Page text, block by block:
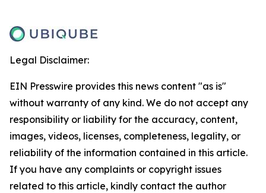
Legal Disclaimer:
EIN Presswire provides this news content "as is"
without warranty of any kind. We do not accept any
responsibility or liability for the accuracy, content,
images, videos, licenses, completeness, legality, or
reliability of the information contained in this article.
If you have any complaints or copyright issues
related to this article, kindly contact the author